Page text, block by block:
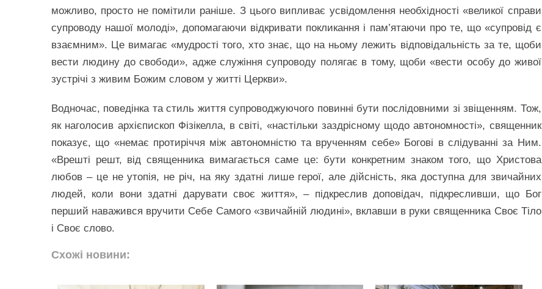
можливо, просто не помітили раніше. З цього випливає усвідомлення необхідності «великої справи
супроводу нашої молоді», допомагаючи відкривати покликання і пам’ятаючи про те, що «супровід є
взаємним». Це вимагає «мудрості того, хто знає, що на ньому лежить відповідальність за те, щоби
вести людину до свободи», адже служіння супроводу полягає в тому, щоби «вести особу до живої
зустрічі з живим Божим словом у житті Церкви».
Водночас, поведінка та стиль життя супроводжуючого повинні бути послідовними зі звіщенням. Тож,
як наголосив архієпископ Фізікелла, в світі, «настільки заздрісному щодо автономності», священник
показує, що «немає протиріччя між автономністю та врученням себе» Богові в слідуванні за Ним.
«Врешті решт, від священника вимагається саме це: бути конкретним знаком того, що Христова
любов – це не утопія, не річ, на яку здатні лише герої, але дійсність, яка доступна для звичайних
людей, коли вони здатні дарувати своє життя», – підкреслив доповідач, підкресливши, що Бог
перший наважився вручити Себе Самого «звичайній людині», вклавши в руки священника Своє Тіло
і Своє слово.
Схожі новини: